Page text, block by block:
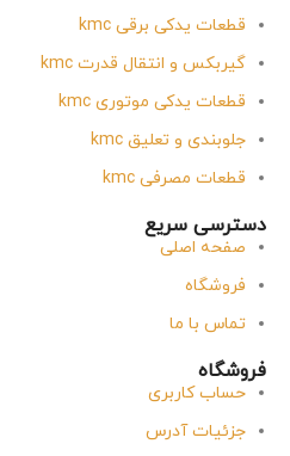
قطعات یدکی برقی kmc
گیربکس و انتقال قدرت kmc
قطعات یدکی موتوری kmc
جلوبندی و تعلیق kmc
قطعات مصرفی kmc
دسترسی سریع
صفحه اصلی
فروشگاه
تماس با ما
فروشگاه
حساب کاربری
جزئیات آدرس